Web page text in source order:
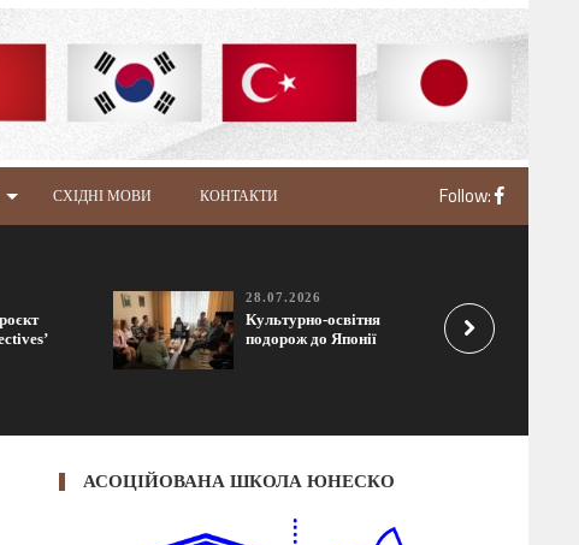
СХІДНІ МОВИ КОНТАКТИ Follow:
28.07.2026
Культурно-освітня
подорож до Японії
АСОЦІЙОВАНА ШКОЛА ЮНЕСКО